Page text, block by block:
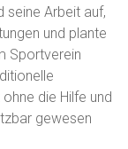
seine Arbeit auf,
und plante
Sportverein
die Hilfe und
gewesen